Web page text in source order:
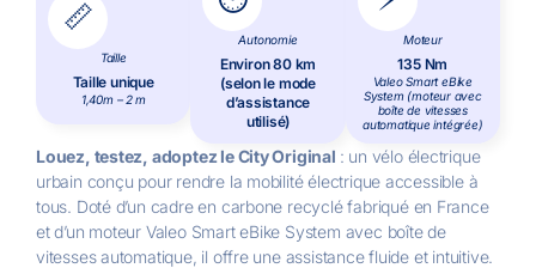
📏
Taille
Taille unique
1,40m – 2 m
Autonomie
Environ 80 km
(selon le mode
d’assistance
utilisé)
Moteur
135 Nm
Valeo Smart eBike
System (moteur avec
boîte de vitesses
automatique intégrée)
Louez, testez, adoptez le City Original : un vélo électrique
urbain conçu pour rendre la mobilité électrique accessible à
tous. Doté d’un cadre en carbone recyclé fabriqué en France
et d’un moteur Valeo Smart eBike System avec boîte de
vitesses automatique, il offre une assistance fluide et intuitive.